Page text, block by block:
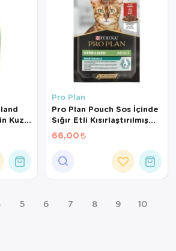
Kuzu
Pro Plan
Pro Plan Pouch Sos İçinde
Sığır Etli Kısırlaştırılmış
Kedi Konservesi 85 Gr
66,00
5 6 7 8 9 10